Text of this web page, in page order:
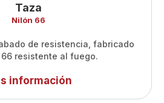
Taza
Nilón 66
de resistencia, fabricado
resistente al fuego.
información